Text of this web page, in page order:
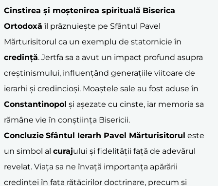
Cinstirea și moștenirea spirituală Biserica
Ortodoxă îl prăznuiește pe Sfântul Pavel
Mărturisitorul ca un exemplu de statornicie în
credință. Jertfa sa a avut un impact profund asupra
creștinismului, influențând generațiile viitoare de
ierarhi și credincioși. Moaștele sale au fost aduse în
Constantinopol și așezate cu cinste, iar memoria sa
rămâne vie în conștiința Bisericii.
Concluzie Sfântul Ierarh Pavel Mărturisitorul este
un simbol al curajului și fidelității față de adevărul
revelat. Viața sa ne învață importanța apărării
credinței în fața rătăcirilor doctrinare, precum și